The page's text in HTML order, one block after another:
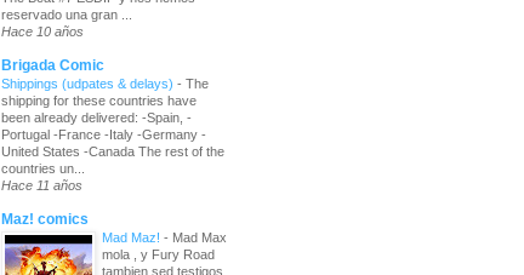
reservado una gran ...
Hace 10 años
Brigada Comic
Shippings (udpates & delays) - The
shipping for these countries have
been already delivered: -Spain, -
Portugal -France -Italy -Germany -
United States -Canada The rest of the
countries un...
Hace 11 años
Maz! comics
Mad Maz! - Mad Max
mola , y Fury Road
tambien sed testigos